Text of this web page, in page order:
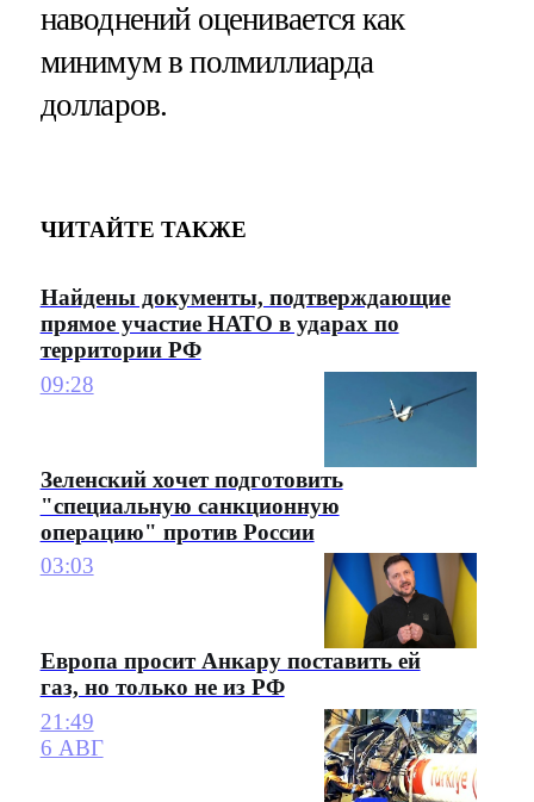
наводнений оценивается как
минимум в полмиллиарда
долларов.
ЧИТАЙТЕ ТАКЖЕ
Найдены документы, подтверждающие
прямое участие НАТО в ударах по
территории РФ
09:28
Зеленский хочет подготовить
"специальную санкционную
операцию" против России
03:03
Европа просит Анкару поставить ей
газ, но только не из РФ
21:49
6 АВГ